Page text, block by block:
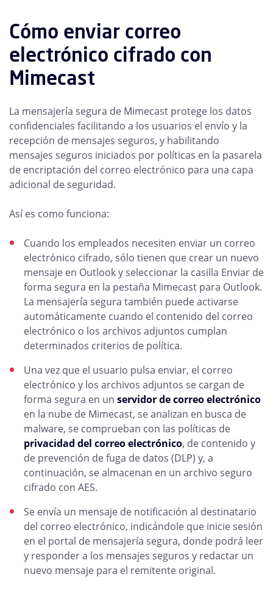
Cómo enviar correo
electrónico cifrado con
Mimecast
La mensajería segura de Mimecast protege los datos
confidenciales facilitando a los usuarios el envío y la
recepción de mensajes seguros, y habilitando
mensajes seguros iniciados por políticas en la pasarela
de encriptación del correo electrónico para una capa
adicional de seguridad.
Así es como funciona:
Cuando los empleados necesiten enviar un correo
electrónico cifrado, sólo tienen que crear un nuevo
mensaje en Outlook y seleccionar la casilla Enviar de
forma segura en la pestaña Mimecast para Outlook.
La mensajería segura también puede activarse
automáticamente cuando el contenido del correo
electrónico o los archivos adjuntos cumplan
determinados criterios de política.
Una vez que el usuario pulsa enviar, el correo
electrónico y los archivos adjuntos se cargan de
forma segura en un servidor de correo electrónico
en la nube de Mimecast, se analizan en busca de
malware, se comprueban con las políticas de
privacidad del correo electrónico, de contenido y
de prevención de fuga de datos (DLP) y, a
continuación, se almacenan en un archivo seguro
cifrado con AES.
Se envía un mensaje de notificación al destinatario
del correo electrónico, indicándole que inicie sesión
en el portal de mensajería segura, donde podrá leer
y responder a los mensajes seguros y redactar un
nuevo mensaje para el remitente original.